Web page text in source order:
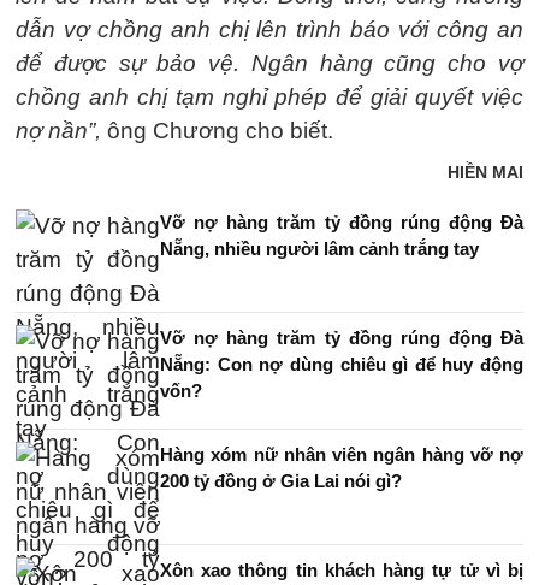
dẫn vợ chồng anh chị lên trình báo với công an
để được sự bảo vệ. Ngân hàng cũng cho vợ
chồng anh chị tạm nghỉ phép để giải quyết việc
nợ nần”, ông Chương cho biết.
HIỀN MAI
Vỡ nợ hàng trăm tỷ đồng rúng động Đà
Nẵng, nhiều người lâm cảnh trắng tay
Vỡ nợ hàng trăm tỷ đồng rúng động Đà
Nẵng: Con nợ dùng chiêu gì để huy động
vốn?
Hàng xóm nữ nhân viên ngân hàng vỡ nợ
200 tỷ đồng ở Gia Lai nói gì?
Xôn xao thông tin khách hàng tự tử vì bị